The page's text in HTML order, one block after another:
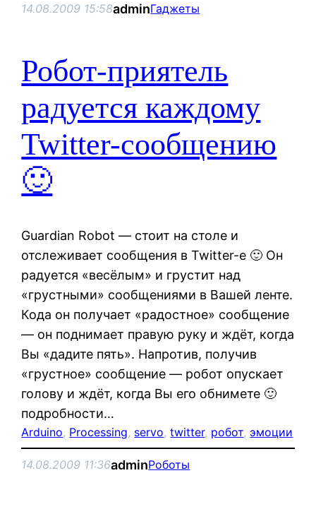
14.08.2009 15:58adminГаджеты
Робот-приятель
радуется каждому
Twitter-сообщению
🙂
Guardian Robot — стоит на столе и
отслеживает сообщения в Twitter-е 🙂 Он
радуется «весёлым» и грустит над
«грустными» сообщениями в Вашей ленте.
Кода он получает «радостное» сообщение
— он поднимает правую руку и ждёт, когда
Вы «дадите пять». Напротив, получив
«грустное» сообщение — робот опускает
голову и ждёт, когда Вы его обнимете 🙂
подробности…
Arduino, Processing, servo, twitter, робот, эмоции
14.08.2009 11:36adminРоботы